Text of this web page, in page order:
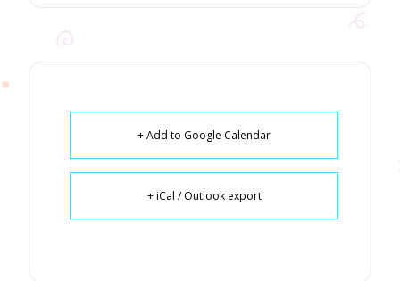
+ Add to Google Calendar
+ iCal / Outlook export